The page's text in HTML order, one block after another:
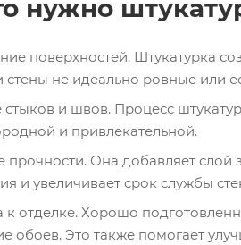
нужно
поверхностей. Штукатурка
стены не идеально ровные или
стыков и швов. Процесс
и привлекательной.
Она добавляет слой
и увеличивает срок службы
к отделке. Хорошо
обоев. Это также помогает